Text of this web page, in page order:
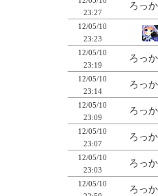
23:27
ろっ
12/05/10
23:23
12/05/10
23:19
ろっ
12/05/10
23:14
ろっ
12/05/10
23:09
ろっ
12/05/10
23:07
ろっ
12/05/10
23:03
ろっ
12/05/10
ろっ